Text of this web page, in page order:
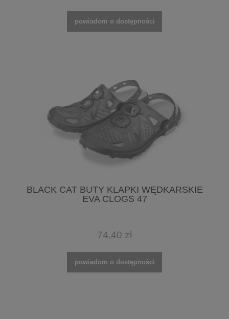
powiadom o dostępności
BLACK CAT BUTY KLAPKI WĘDKARSKIE
EVA CLOGS 47
74,40 zł
powiadom o dostępności